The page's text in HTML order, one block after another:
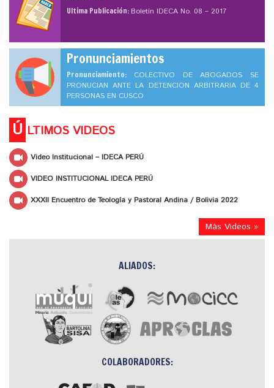
Ultima Publicación:Boletín IDECA No. 08 – 2017
Pronunciamientos
Pronunciamiento: COLECTIVO DE ABOGADOS SE
PRONUCIAN ANTE LA DETENCION ARBITRARIA DE 4
PERSONAS EN CUSCO
Ú LTIMOS VIDEOS
Video Institucional – IDECA PERÚ
VIDEO INSTITUCIONAL IDECA PERÚ
XXXII Encuentro de Teología y Pastoral Andina / Bolivia 2022
Más Videos »
ALIADOS:
COLABORADORES: